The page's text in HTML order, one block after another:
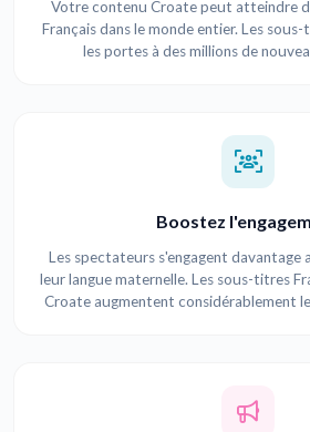
Votre contenu Croate peut atteindre
Français dans le monde entier. Les
les portes à des millions de
Boostez
Les spectateurs s'engagent davantage
leur langue maternelle. Les sous-titres
Croate augmentent considérablement